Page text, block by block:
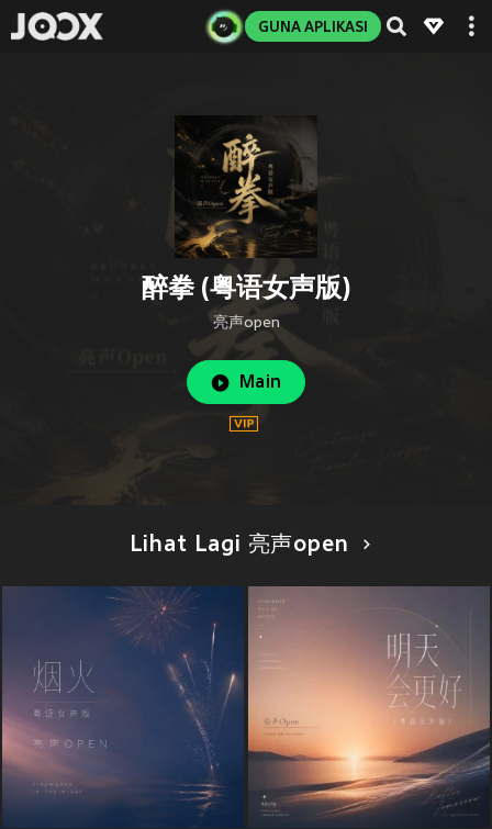
GUNA APLIKASI
醉拳 (粤语女声版)
亮声open
Main
Lihat Lagi 亮声open